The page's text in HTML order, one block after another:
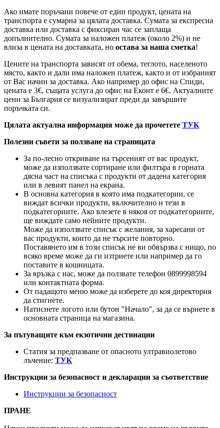
Ако имате поръчани повече от един продукт, цената на
транспорта е сумарна за цялата доставка. Сумата за експресна
доставка или доставка с фиксиран час се заплаща
допълнително. Сумата за наложен платеж (около 2%) и не
влиза в цената на доставката, но остава за наша сметка!
Цените на транспорта зависят от обема, теглото, населеното
място, както и дали има наложен платеж, както и от избраният
от Вас начин за доставка. Ако например до офис на Спиди,
цената е 3€, същата услуга до офис на Еконт е 6€. Актуалните
цени за България се визуализират преди да завършите
поръчката си.
Цялата актуална информация може да прочетете ТУК
Полезни съвети за ползване на страницата
За по-лесно откриване на търсеният от вас продукт,
може да използвате сортиране или филтъра в горната
дясна част на списъка с продукти от дадена категория
или в левият панел на екрана.
В основна категория в която има подкатегории, се
виждат всички продукти, включително и тези в
подкатегориите. Ако влезете в някоя от подкатегориите,
ще виждате само нейните продукти.
Може да използвате списък с желания, за харесани от
вас продукти, които да не търсите повторно.
Поставянето им в този списък не ви обвързва с нищо, по
всяко време може да ги изтриете или например да го
поставите в кошницата.
За връзка с нас, може да ползвате телефон 0899998594
или контактната форма.
От падащото меню може да изберете до коя директория
да стигнете.
Натиснете логото или бутон "Начало", за да се върнете в
основната страница на магазина.
За пътуващите към екзотични дестинации
Статия за предпазване от опасното ултравиолетово
лъчение: ТУК
Инструкции за безопасност и декларации за съответствие
Инструкции за безопасност
ПРАНЕ